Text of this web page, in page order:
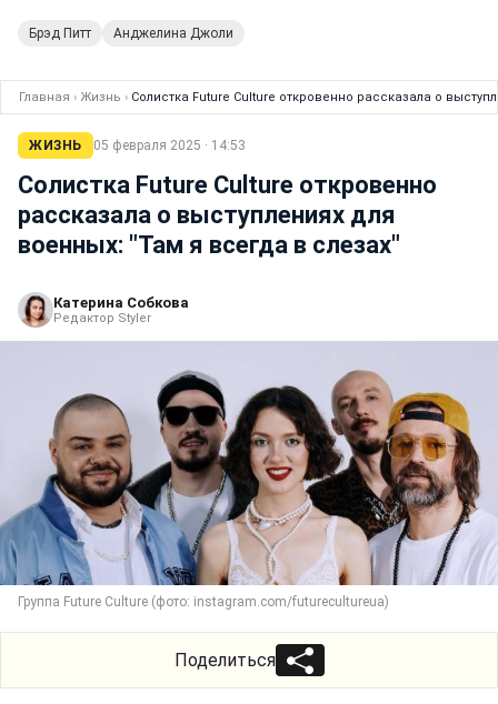
Брэд Питт Анджелина Джоли
Главная › Жизнь › Солистка Future Culture откровенно рассказала о
ЖИЗНЬ 05 февраля 2025 · 14:53
Солистка Future Culture откровенно
рассказала о выступлениях для
военных: "Там я всегда в слезах"
Катерина Собкова
Редактор Styler
Группа Future Culture (фото: instagram.com/futurecultureua)
Поделиться